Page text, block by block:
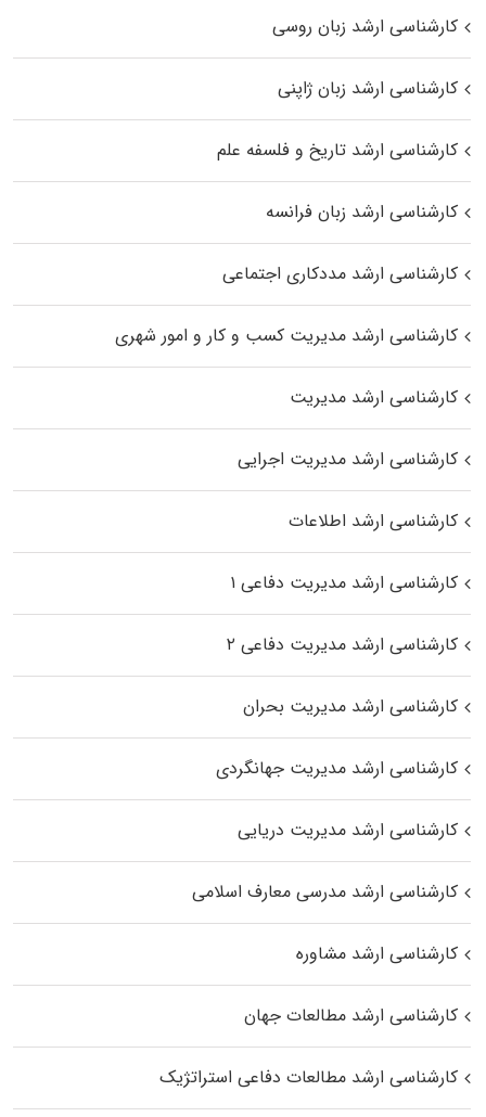
کارشناسی ارشد زبان روسی
کارشناسی ارشد زبان ژاپنی
کارشناسی ارشد تاریخ و فلسفه علم
کارشناسی ارشد زبان فرانسه
کارشناسی ارشد مددکاری اجتماعی
کارشناسی ارشد مدیریت کسب و کار و امور شهری
کارشناسی ارشد مدیریت
کارشناسی ارشد مدیریت اجرایی
کارشناسی ارشد اطلاعات
کارشناسی ارشد مدیریت دفاعی ۱
کارشناسی ارشد مدیریت دفاعی ۲
کارشناسی ارشد مدیریت بحران
کارشناسی ارشد مدیریت جهانگردی
کارشناسی ارشد مدیریت دریایی
کارشناسی ارشد مدرسی معارف اسلامی
کارشناسی ارشد مشاوره
کارشناسی ارشد مطالعات جهان
کارشناسی ارشد مطالعات دفاعی استراتژیک